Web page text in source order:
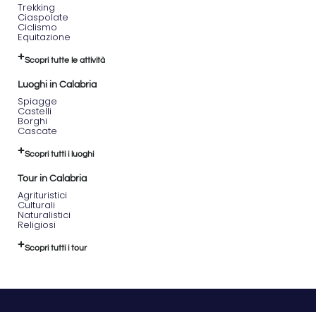
Trekking
Ciaspolate
Ciclismo
Equitazione
Scopri tutte le attività
Luoghi in Calabria
Spiagge
Castelli
Borghi
Cascate
Scopri tutti i luoghi
Tour in Calabria
Agrituristici
Culturali
Naturalistici
Religiosi
Scopri tutti i tour